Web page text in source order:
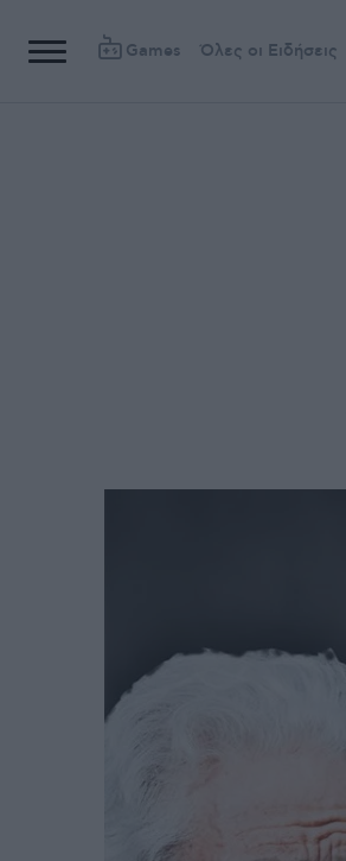
Games Όλες οι Ειδήσεις